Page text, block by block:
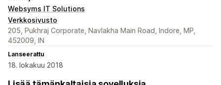
Websyms IT Solutions
Verkkosivusto
205, Pukhraj Corporate, Navlakha Main Road, Indore, MP,
452009, IN
Lanseerattu
18. lokakuu 2018